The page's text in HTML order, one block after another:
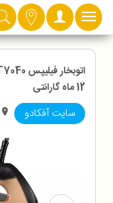
دسته بندی
12 ماه گارانتی
سایت آفکادو